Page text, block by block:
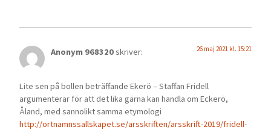
Anonym 968320skriver: 26 maj 2021 kl. 15:21
Lite sen på bollen beträffande Ekerö – Staffan Fridell
argumenterar för att det lika gärna kan handla om Eckerö,
Åland, med sannolikt samma etymologi
http://ortnamnssallskapet.se/arsskriften/arsskrift-2019/fridell-